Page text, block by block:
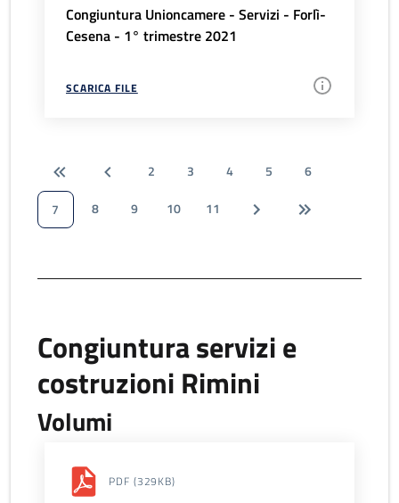
Congiuntura Unioncamere - Servizi - Forlì-
Cesena - 1° trimestre 2021
SCARICA FILE
2 3 4 5
6
7
8 9 10 11
Congiuntura servizi e
costruzioni Rimini
Volumi
PDF (329KB)